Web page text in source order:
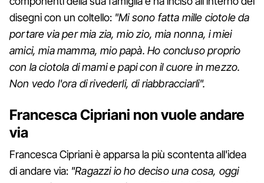
disegni con un coltello: "Mi sono fatta mille ciotole da
portare via per mia zia, mio zio, mia nonna, i miei
amici, mia mamma, mio papà. Ho concluso proprio
con la ciotola di mami e papi con il cuore in mezzo.
Non vedo l'ora di rivederli, di riabbracciarli".
Francesca Cipriani non vuole andare
via
Francesca Cipriani è apparsa la più scontenta all'idea
di andare via: "Ragazzi io ho deciso una cosa, oggi